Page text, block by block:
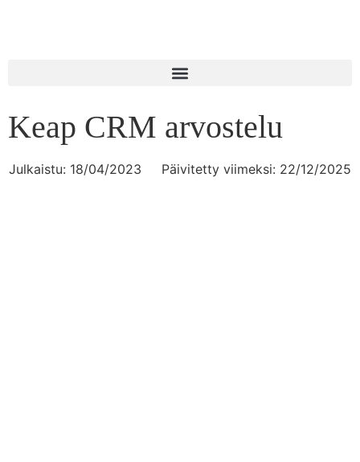
Keap CRM arvostelu
Julkaistu: 18/04/2023 Päivitetty viimeksi: 22/12/2025